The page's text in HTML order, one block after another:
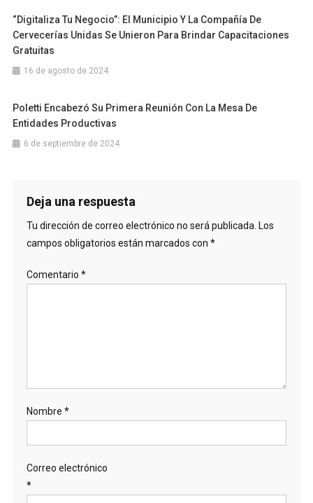
“Digitaliza Tu Negocio”: El Municipio Y La Compañía De
Cervecerías Unidas Se Unieron Para Brindar Capacitaciones
Gratuitas
16 de agosto de 2024
Poletti Encabezó Su Primera Reunión Con La Mesa De
Entidades Productivas
6 de septiembre de 2024
Deja una respuesta
Tu dirección de correo electrónico no será publicada. Los
campos obligatorios están marcados con *
Comentario *
Nombre *
Correo electrónico
*